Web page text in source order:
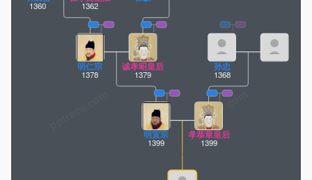
明宣宗
1399
孝恭章皇后
1399
明仁宗
1378
诚孝昭皇后
1379
孙忠
1368
1360 1362